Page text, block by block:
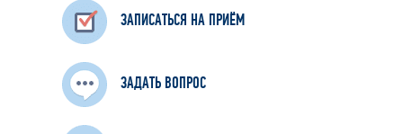
ЗАПИСАТЬСЯ НА ПРИЁМ
ЗАДАТЬ ВОПРОС